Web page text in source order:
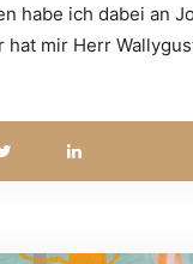
habe ich dabei an
hat mir Herr